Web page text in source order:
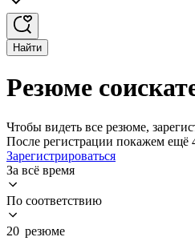
Найти
Резюме
Чтобы видеть все резюме,
После регистрации покажем ещё
Зарегистрироваться
За всё время
По соответствию
20 резюме